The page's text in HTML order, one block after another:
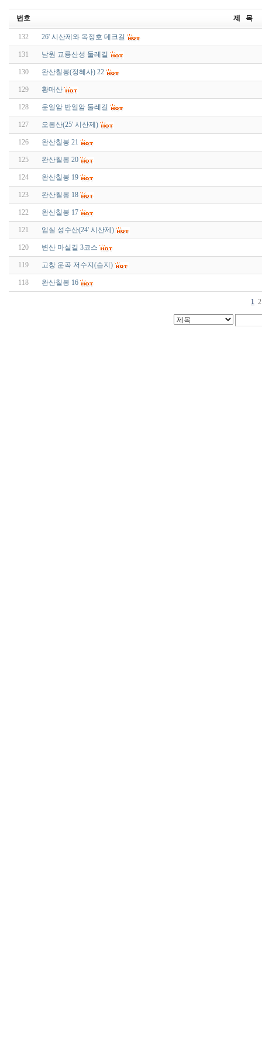
번호 제 목
132 26' 시산제와 옥정호 데크길
131 남원 교룡산성 둘레길
130 완산칠봉(정혜사) 22
129 황매산
128 운일암 반일암 둘레길
127 오봉산(25' 시산제)
126 완산칠봉 21
125 완산칠봉 20
124 완산칠봉 19
123 완산칠봉 18
122 완산칠봉 17
121 임실 성수산(24' 시산제)
120 변산 마실길 3코스
119 고창 운곡 저수지(습지)
118 완산칠봉 16
1 2